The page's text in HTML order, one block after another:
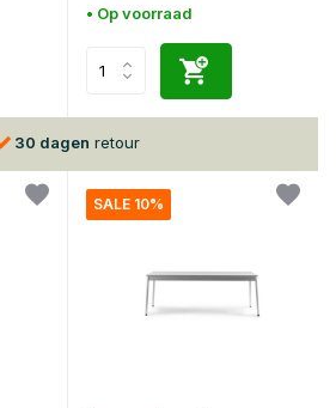
• Op voorraad
30 dagen retour
SALE 10%